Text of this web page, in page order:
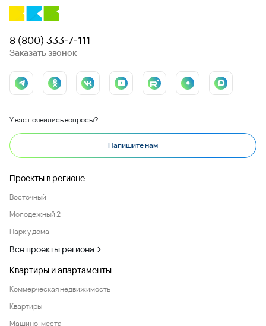
8 (800) 333-7-111
Заказать звонок
У вас появились вопросы?
Напишите нам
Проекты в регионе
Восточный
Молодежный 2
Парк у дома
Все проекты региона
Квартиры и апартаменты
Коммерческая недвижимость
Квартиры
Машино-места